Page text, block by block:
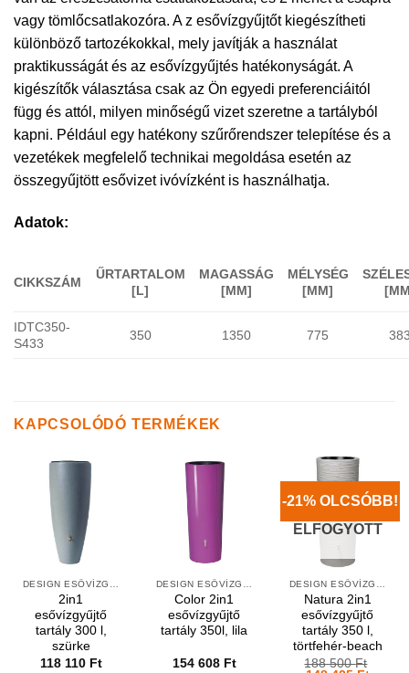
vagy tömlőcsatlakozóra. A z esővízgyűjtőt kiegészítheti
különböző tartozékokkal, mely javítják a használat
praktikusságát és az esővízgyűjtés hatékonyságát. A
kigészítők választása csak az Ön egyedi preferenciáitól
függ és attól, milyen minőségű vizet szeretne a tartályból
kapni. Például egy hatékony szűrőrendszer telepítése és a
vezetékek megfelelő technikai megoldása esetén az
összegyűjtött esővizet ivóvízként is használhatja.
Adatok:
CIKKSZÁM
ŰRTARTALOM
[L]
MAGASSÁG
[MM]
MÉLYSÉG
[MM]
IDTC350-
S433
350 1350 775
KAPCSOLÓDÓ TERMÉKEK
2in1
esővízgyűjtő
tartály 300 l,
szürke
118 110 Ft
Color 2in1
esővízgyűjtő
tartály 350l, lila
154 608 Ft
-21% OLCSÓBB!
ELFOGYOTT
Natura 2in1
esővízgyűjtő
tartály 350 l,
törtfehér-beach
188 500Ft